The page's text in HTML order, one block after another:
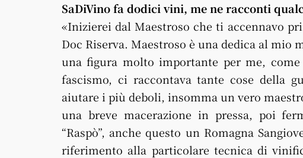
SaDiVino fa dodici vini, me ne racconti
«Inizierei dal Maestroso che ti accennavo
Doc Riserva. Maestroso è una dedica al mio
una figura molto importante per me,
fascismo, ci raccontava tante cose della
aiutare i più deboli, insomma un vero
una breve macerazione in pressa, poi
“Raspò”, anche questo un Romagna
riferimento alla particolare tecnica di